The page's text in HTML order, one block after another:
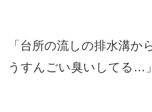
「台所の流しの排水溝か
うすんごい臭いしてる…」